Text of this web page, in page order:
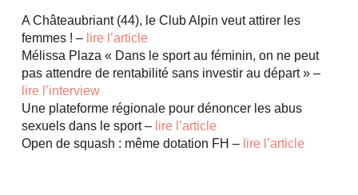
A Châteaubriant (44), le Club Alpin veut attirer les
femmes ! – lire l’article
Mélissa Plaza « Dans le sport au féminin, on ne peut
pas attendre de rentabilité sans investir au départ » –
lire l’interview
Une plateforme régionale pour dénoncer les abus
sexuels dans le sport – lire l’article
Open de squash : même dotation FH – lire l’article